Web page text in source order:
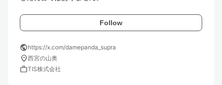
Follow
publichttps://x.com/damepanda_supra
location_on西宮の山奥
workTIS株式会社